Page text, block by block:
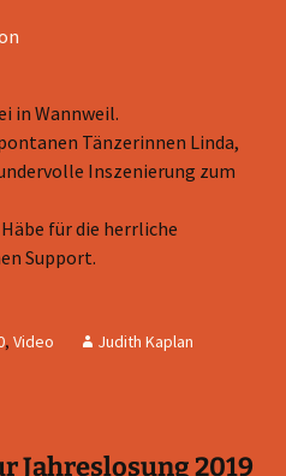
in Wannweil.
Tänzerinnen Linda,
Inszenierung zum
für die herrliche
Support.
, Video Judith Kaplan
Jahreslosung 2019